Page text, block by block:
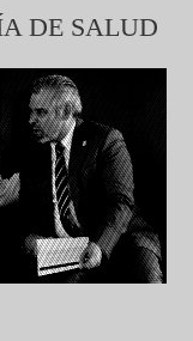
DE SALUD